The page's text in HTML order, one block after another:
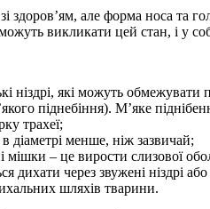
але форма носа та
викликати цей стан, і у
ніздрі, які можуть обмежувати
піднебіння). М’яке
трахеї;
діаметрі менше, ніж зазвичай;
– це вирости слизової
дихати через звужені ніздрі
шляхів тварини.